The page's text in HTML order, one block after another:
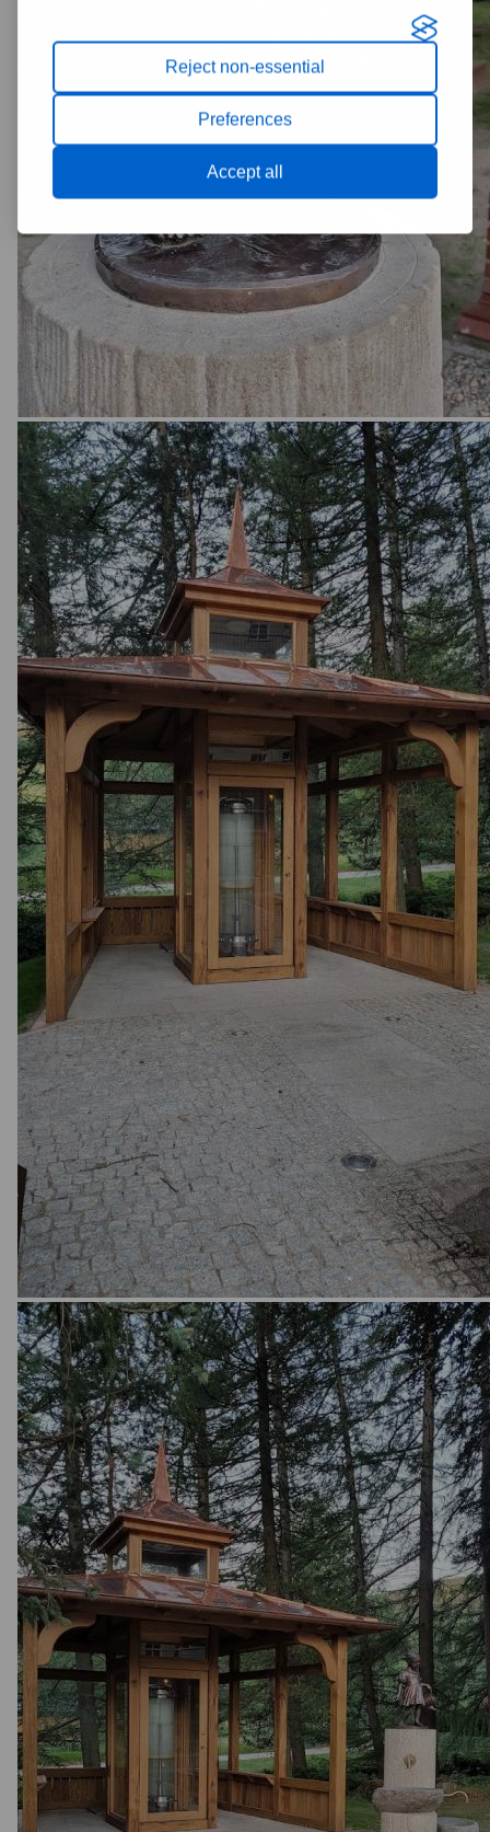
Reject non-essential
Preferences
Accept all